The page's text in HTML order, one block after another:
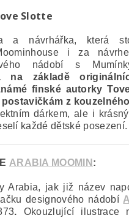
Slotte
a návrhářka, která
i za
nádobí s
na základě
finské autorky
z
dárkem, ale i
každé dětské posezení.
ARABIA MOOMIN :
Arabia, jak již název
designového nádobí
. Okouzlující ilustrace